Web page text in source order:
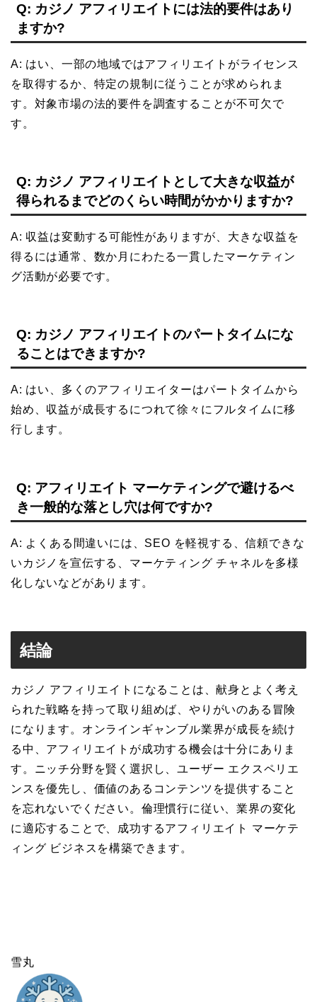
Q: カジノ アフィリエイトには法的要件はあり
ますか?
A: はい、一部の地域ではアフィリエイトがライセンス
を取得するか、特定の規制に従うことが求められま
す。対象市場の法的要件を調査することが不可欠で
す。
Q: カジノ アフィリエイトとして大きな収益が
得られるまでどのくらい時間がかかりますか?
A: 収益は変動する可能性がありますが、大きな収益を
得るには通常、数か月にわたる一貫したマーケティン
グ活動が必要です。
Q: カジノ アフィリエイトのパートタイムにな
ることはできますか?
A: はい、多くのアフィリエイターはパートタイムから
始め、収益が成長するにつれて徐々にフルタイムに移
行します。
Q: アフィリエイト マーケティングで避けるべ
き一般的な落とし穴は何ですか?
A: よくある間違いには、SEO を軽視する、信頼できな
いカジノを宣伝する、マーケティング チャネルを多様
化しないなどがあります。
結論
カジノ アフィリエイトになることは、献身とよく考え
られた戦略を持って取り組めば、やりがいのある冒険
になります。オンラインギャンブル業界が成長を続け
る中、アフィリエイトが成功する機会は十分にありま
す。ニッチ分野を賢く選択し、ユーザー エクスペリエ
ンスを優先し、価値のあるコンテンツを提供すること
を忘れないでください。倫理慣行に従い、業界の変化
に適応することで、成功するアフィリエイト マーケテ
ィング ビジネスを構築できます。
雪丸